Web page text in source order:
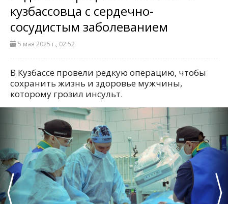
кузбассовца с сердечно-
сосудистым заболеванием
5 мая 2025 г., 02:52
В Кузбассе провели редкую операцию, чтобы
сохранить жизнь и здоровье мужчины,
которому грозил инсульт.